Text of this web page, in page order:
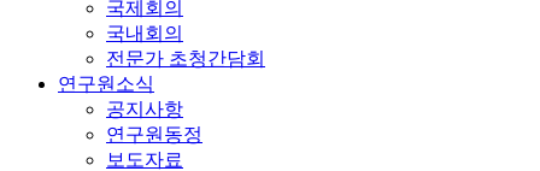
국제회의
국내회의
전문가 초청간담회
연구원소식
공지사항
연구원동정
보도자료